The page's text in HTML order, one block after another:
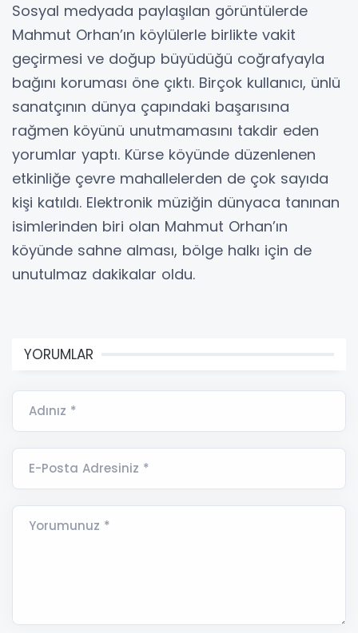
Sosyal medyada paylaşılan görüntülerde
Mahmut Orhan’ın köylülerle birlikte vakit
geçirmesi ve doğup büyüdüğü coğrafyayla
bağını koruması öne çıktı. Birçok kullanıcı, ünlü
sanatçının dünya çapındaki başarısına
rağmen köyünü unutmamasını takdir eden
yorumlar yaptı. Kürse köyünde düzenlenen
etkinliğe çevre mahallelerden de çok sayıda
kişi katıldı. Elektronik müziğin dünyaca tanınan
isimlerinden biri olan Mahmut Orhan’ın
köyünde sahne alması, bölge halkı için de
unutulmaz dakikalar oldu.
YORUMLAR
Adınız *
E-Posta Adresiniz *
Yorumunuz *